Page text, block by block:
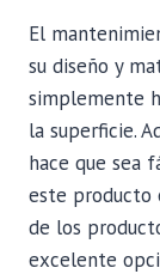
El
su diseño y
simplemente
la superficie.
hace que sea
este producto
de los
excelente